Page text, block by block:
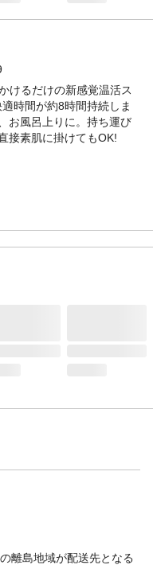
けるだけの新感覚温活ス
時間が約8時間持続しま
お風呂上りに。持ち運び
接素肌に掛けてもOK!
離島地域が配送先となる